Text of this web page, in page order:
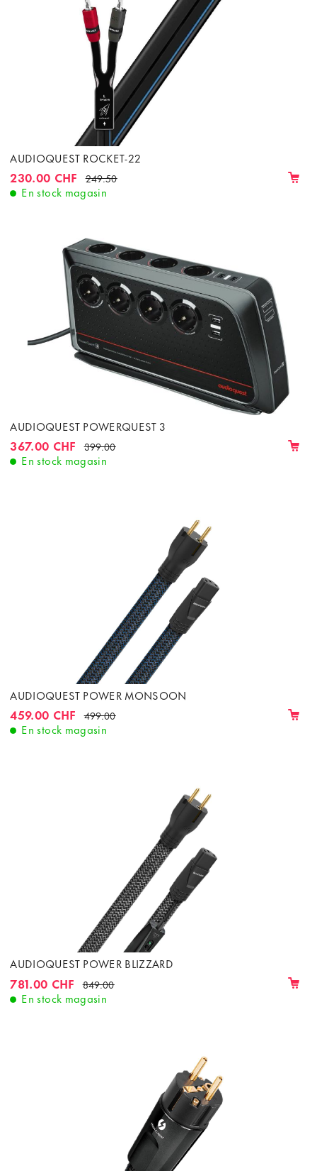
AUDIOQUEST ROCKET-22
230.00 CHF 249.50
En stock magasin
AUDIOQUEST POWERQUEST 3
367.00 CHF 399.00
En stock magasin
AUDIOQUEST POWER MONSOON
459.00 CHF 499.00
En stock magasin
AUDIOQUEST POWER BLIZZARD
781.00 CHF 849.00
En stock magasin